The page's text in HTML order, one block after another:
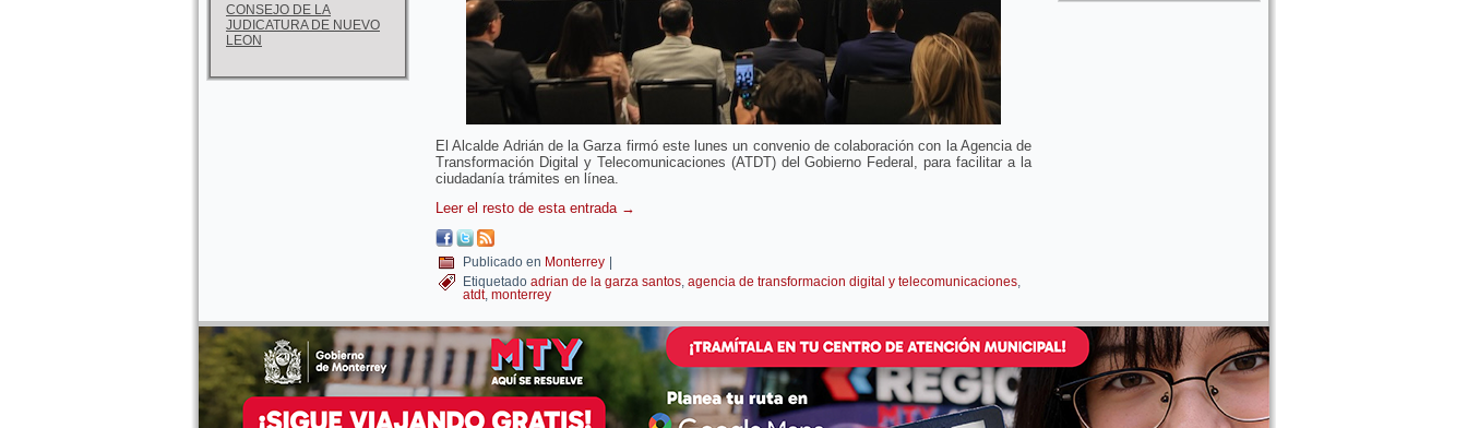
CONSEJO DE LA
JUDICATURA DE NUEVO
LEON
El Alcalde Adrián de la Garza firmó este lunes un convenio de colaboración con la Agencia de
Transformación Digital y Telecomunicaciones (ATDT) del Gobierno Federal, para facilitar a la
ciudadanía trámites en línea.
Leer el resto de esta entrada →
Publicado en Monterrey
Etiquetado adrian de la garza santos, agencia de transformacion digital y telecomunicaciones,
atdt, monterrey